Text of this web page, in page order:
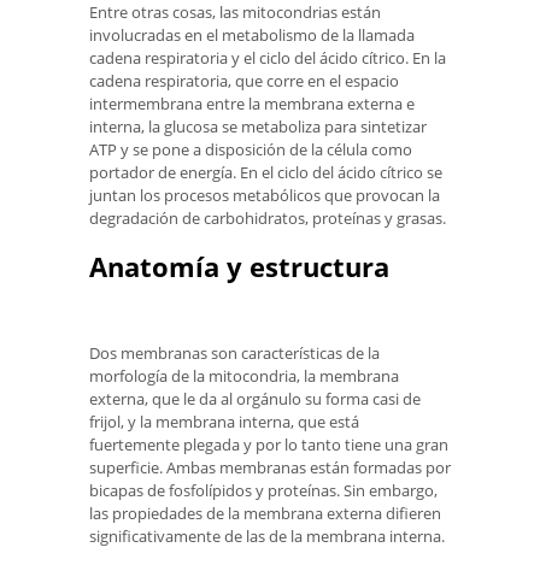
Entre otras cosas, las mitocondrias están
involucradas en el metabolismo de la llamada
cadena respiratoria y el ciclo del ácido cítrico. En la
cadena respiratoria, que corre en el espacio
intermembrana entre la membrana externa e
interna, la glucosa se metaboliza para sintetizar
ATP y se pone a disposición de la célula como
portador de energía. En el ciclo del ácido cítrico se
juntan los procesos metabólicos que provocan la
degradación de carbohidratos, proteínas y grasas.
Anatomía y estructura
Dos membranas son características de la
morfología de la mitocondria, la membrana
externa, que le da al orgánulo su forma casi de
frijol, y la membrana interna, que está
fuertemente plegada y por lo tanto tiene una gran
superficie. Ambas membranas están formadas por
bicapas de fosfolípidos y proteínas. Sin embargo,
las propiedades de la membrana externa difieren
significativamente de las de la membrana interna.